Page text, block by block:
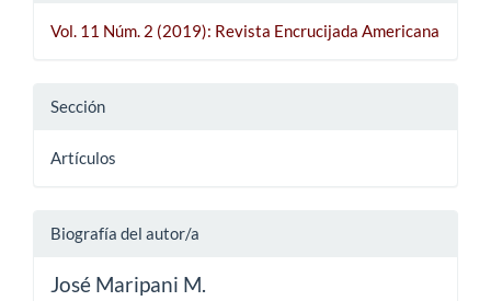
Vol. 11 Núm. 2 (2019): Revista Encrucijada Americana
Sección
Artículos
Biografía del autor/a
José Maripani M.